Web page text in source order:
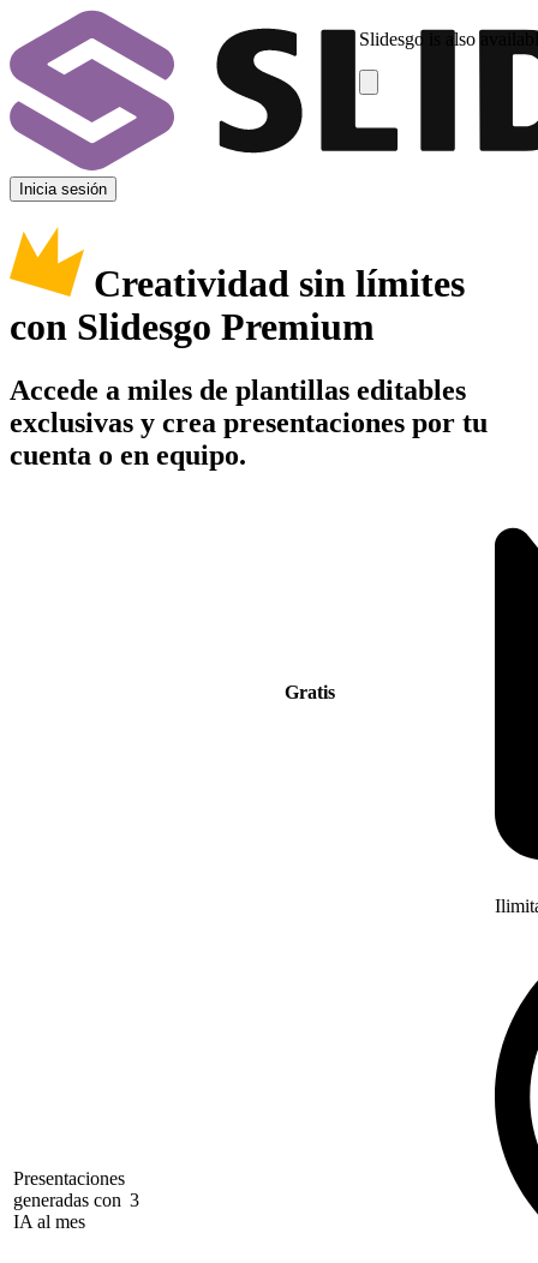
Slidesgo is also
Inicia sesión
Creatividad sin límites
con Slidesgo Premium
Accede a miles de plantillas editables
exclusivas y crea presentaciones por tu
cuenta o en equipo.
Gratis
Presentaciones
generadas con
IA al mes
3